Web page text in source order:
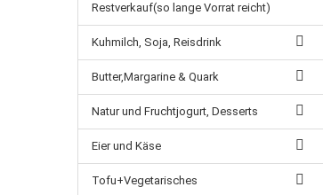
Restverkauf(so lange Vorrat reicht)
Kuhmilch, Soja, Reisdrink
Butter,Margarine & Quark
Natur und Fruchtjogurt, Desserts
Eier und Käse
Tofu+Vegetarisches